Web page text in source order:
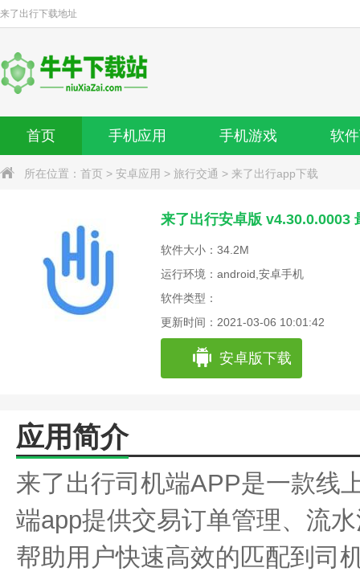
来了出行下载地址
首页 手机应用 手机游戏 软
所在位置： 首页 > 安卓应用 > 旅行交通 > 来了出行app下载
来了出行安卓版 v4.30.0.0003
软件大小：34.2M
运行环境：android,安卓手机
软件类型：
更新时间：2021-03-06 10:01:42
安卓版下载
应用简介
来了出行司机端APP是一款线
端app提供交易订单管理、流
帮助用户快速高效的匹配到司